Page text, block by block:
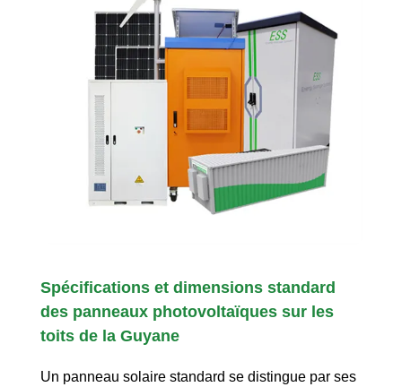
Spécifications et dimensions standard
des panneaux photovoltaïques sur les
toits de la Guyane
Un panneau solaire standard se distingue par ses